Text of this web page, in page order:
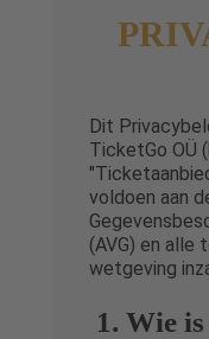
Dit
TicketGo OÜ
voldoen aan
(AVG) en alle
wetgeving
1. Wie